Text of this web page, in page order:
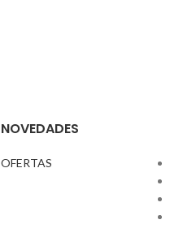
NOVEDADES
OFERTAS